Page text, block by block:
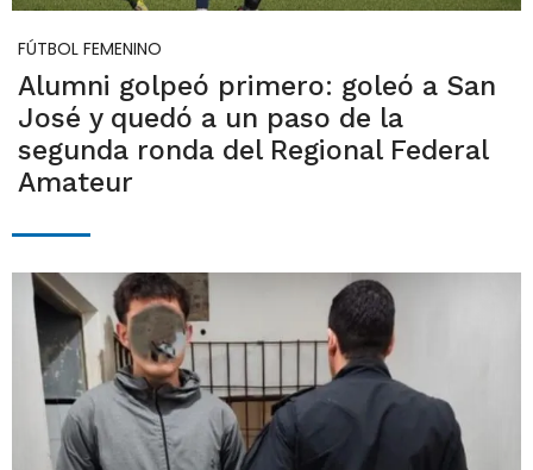
FÚTBOL FEMENINO
Alumni golpeó primero: goleó a San
José y quedó a un paso de la
segunda ronda del Regional Federal
Amateur